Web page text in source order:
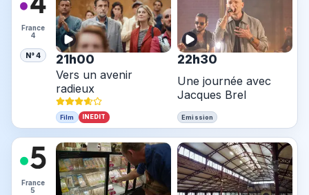
France
4
N° 4 21h00
Vers un avenir
radieux
Film INEDIT
22h30
Une journée avec
Jacques Brel
Emission
France
5